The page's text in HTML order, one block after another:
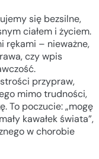
się bezsilne,
ciałem i życiem.
rękami – nieważne,
czy wpis
przypraw,
mimo trudności,
To poczucie: „mogę
kawałek świata”,
w chorobie